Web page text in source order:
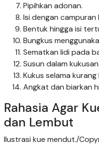
Pipihkan adonan.
Isi dengan campuran
Bentuk hingga isi
Bungkus
Sematkan lidi pada
Susun dalam kukusan.
Kukus selama
Angkat dan biarkan
Rahasia Agar
dan Lembut
Ilustrasi kue mendut./